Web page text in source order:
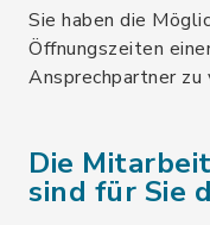
Sie haben die
Öffnungszeiten
Ansprechpartner zu
Die
sind für Sie